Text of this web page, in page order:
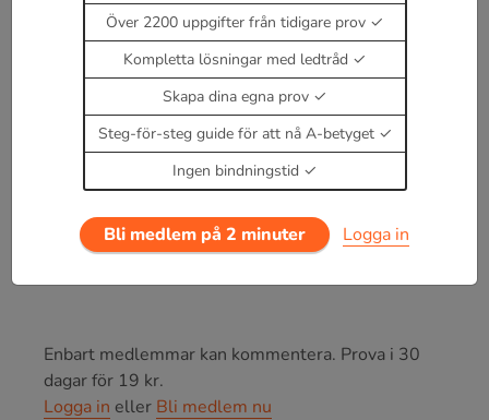
Lägesenergi
h
Fjäderenergi (är en typ av potentiell energi)
12kx2
F⋅v
Enbart medlemmar kan kommentera. Prova i 30
dagar för 19 kr.
Logga in eller Bli medlem nu
Över 2200 uppgifter från tidigare prov
Kompletta lösningar med ledtråd
Skapa dina egna prov
Steg-för-steg guide för att nå A-betyget
Ingen bindningstid
Bli medlem på 2 minuter Logga in